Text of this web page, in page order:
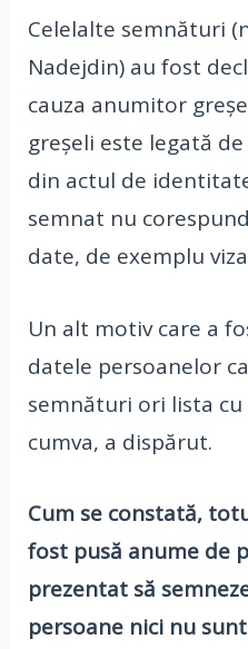
Celelalte semnături
Nadejdin) au fost
cauza anumitor
greșeli este legată
din actul de
semnat nu
date, de exemplu
Un alt motiv care a
datele persoanelor
semnături ori lista
cumva, a dispărut.
Cum se constată,
fost pusă anume de
prezentat să
persoane nici nu